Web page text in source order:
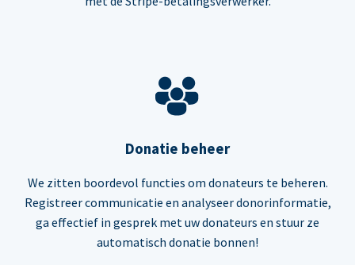
Donatie beheer
We zitten boordevol functies om donateurs te beheren.
Registreer communicatie en analyseer donorinformatie,
ga effectief in gesprek met uw donateurs en stuur ze
automatisch donatie bonnen!